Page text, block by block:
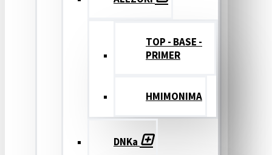
TOP - BASE -
PRIMER
ΗΜΙΜΟΝΙΜΑ
DNKa